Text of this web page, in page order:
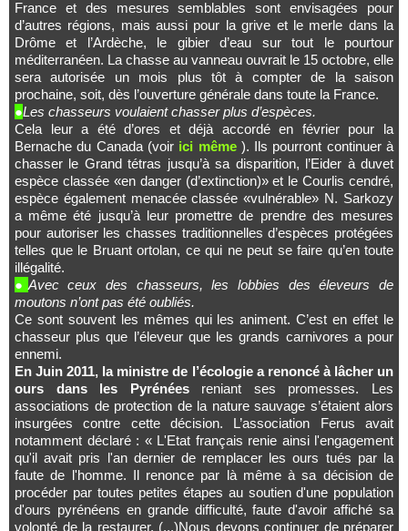
France et des mesures semblables sont envisagées pour
d’autres régions, mais aussi pour la grive et le merle dans la
Drôme et l’Ardèche, le gibier d’eau sur tout le pourtour
méditerranéen. La chasse au vanneau ouvrait le 15 octobre, elle
sera autorisée un mois plus tôt à compter de la saison
prochaine, soit, dès l’ouverture générale dans toute la France.
●Les chasseurs voulaient chasser plus d’espèces.
Cela leur a été d’ores et déjà accordé en février pour la
Bernache du Canada (voir ici même). Ils pourront continuer à
chasser le Grand tétras jusqu’à sa disparition, l’Eider à duvet
espèce classée «en danger (d’extinction)» et le Courlis cendré,
espèce également menacée classée «vulnérable» N. Sarkozy
a même été jusqu’à leur promettre de prendre des mesures
pour autoriser les chasses traditionnelles d’espèces protégées
telles que le Bruant ortolan, ce qui ne peut se faire qu’en toute
illégalité.
● Avec ceux des chasseurs, les lobbies des éleveurs de
moutons n’ont pas été oubliés.
Ce sont souvent les mêmes qui les animent. C’est en effet le
chasseur plus que l’éleveur que les grands carnivores a pour
ennemi.
En Juin 2011, la ministre de l’écologie a renoncé à lâcher un
ours dans les Pyrénéesreniant ses promesses. Les
associations de protection de la nature sauvage s’étaient alors
insurgées contre cette décision. L’association Ferus avait
notamment déclaré : « L'Etat français renie ainsi l'engagement
qu'il avait pris l'an dernier de remplacer les ours tués par la
faute de l'homme. Il renonce par là même à sa décision de
procéder par toutes petites étapes au soutien d'une population
d'ours pyrénéens en grande difficulté, faute d'avoir affiché sa
volonté de la restaurer. (...)Nous devons continuer de préparer